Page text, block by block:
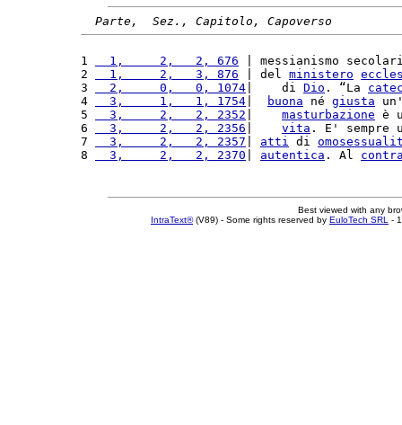
Parte,  Sez., Capitolo, Capoverso
1
  1,     2,   2, 676
| messianismo
2
  1,     2,   3, 876
| del ministero
3
  2,     0,   0, 1074
|    di Dio . “La
4
  3,     1,   1, 1754
buona né giusta
5
  3,     2,   2, 2352
masturbazione è
6
  3,     2,   2, 2356
vita . E' sempre
7
  3,     2,   2, 2357
atti di
8
  3,     2,   2, 2370
autentica . Al
Best viewed with any
IntraText®(V89) - Some rights reserved by EuloTech SRL -